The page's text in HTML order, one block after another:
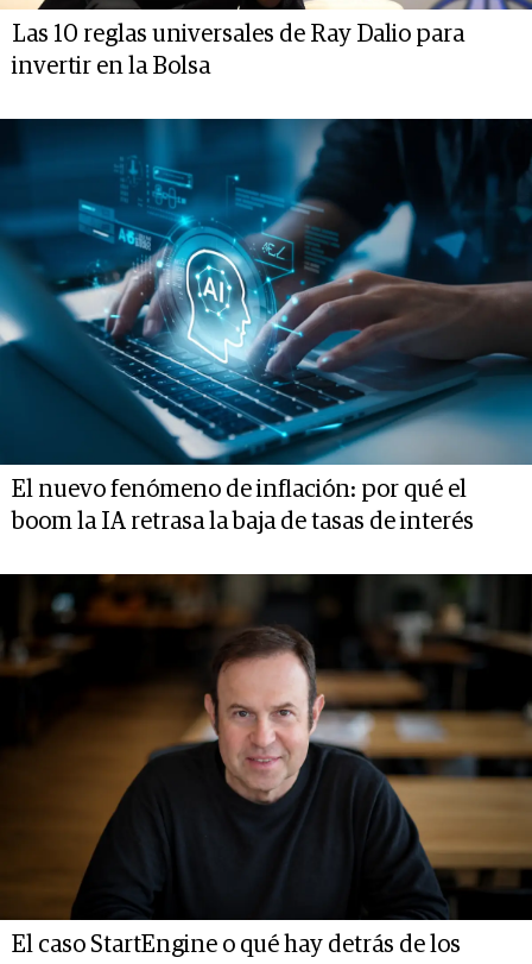
Las 10 reglas universales de Ray Dalio para
invertir en la Bolsa
El nuevo fenómeno de inflación: por qué el
boom la IA retrasa la baja de tasas de interés
El caso StartEngine o qué hay detrás de los